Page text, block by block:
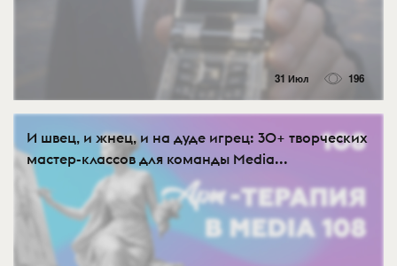
31 Июл 196
И швец, и жнец, и на дуде игрец: 30+ творческих
мастер-классов для команды Media...